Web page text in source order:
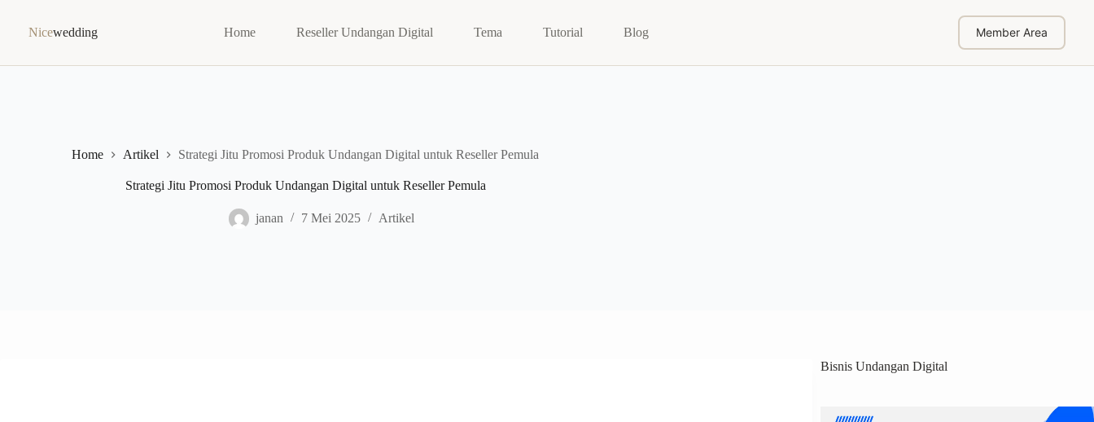
contentNicewedding Home Reseller Undangan Digital Tema Tutorial Blog Member Area
Home Artikel Strategi Jitu Promosi Produk Undangan Digital untuk Reseller Pemula
Strategi Jitu Promosi Produk Undangan Digital untuk Reseller Pemula
janan 7 Mei 2025 Artikel
Bisnis Undangan Digital